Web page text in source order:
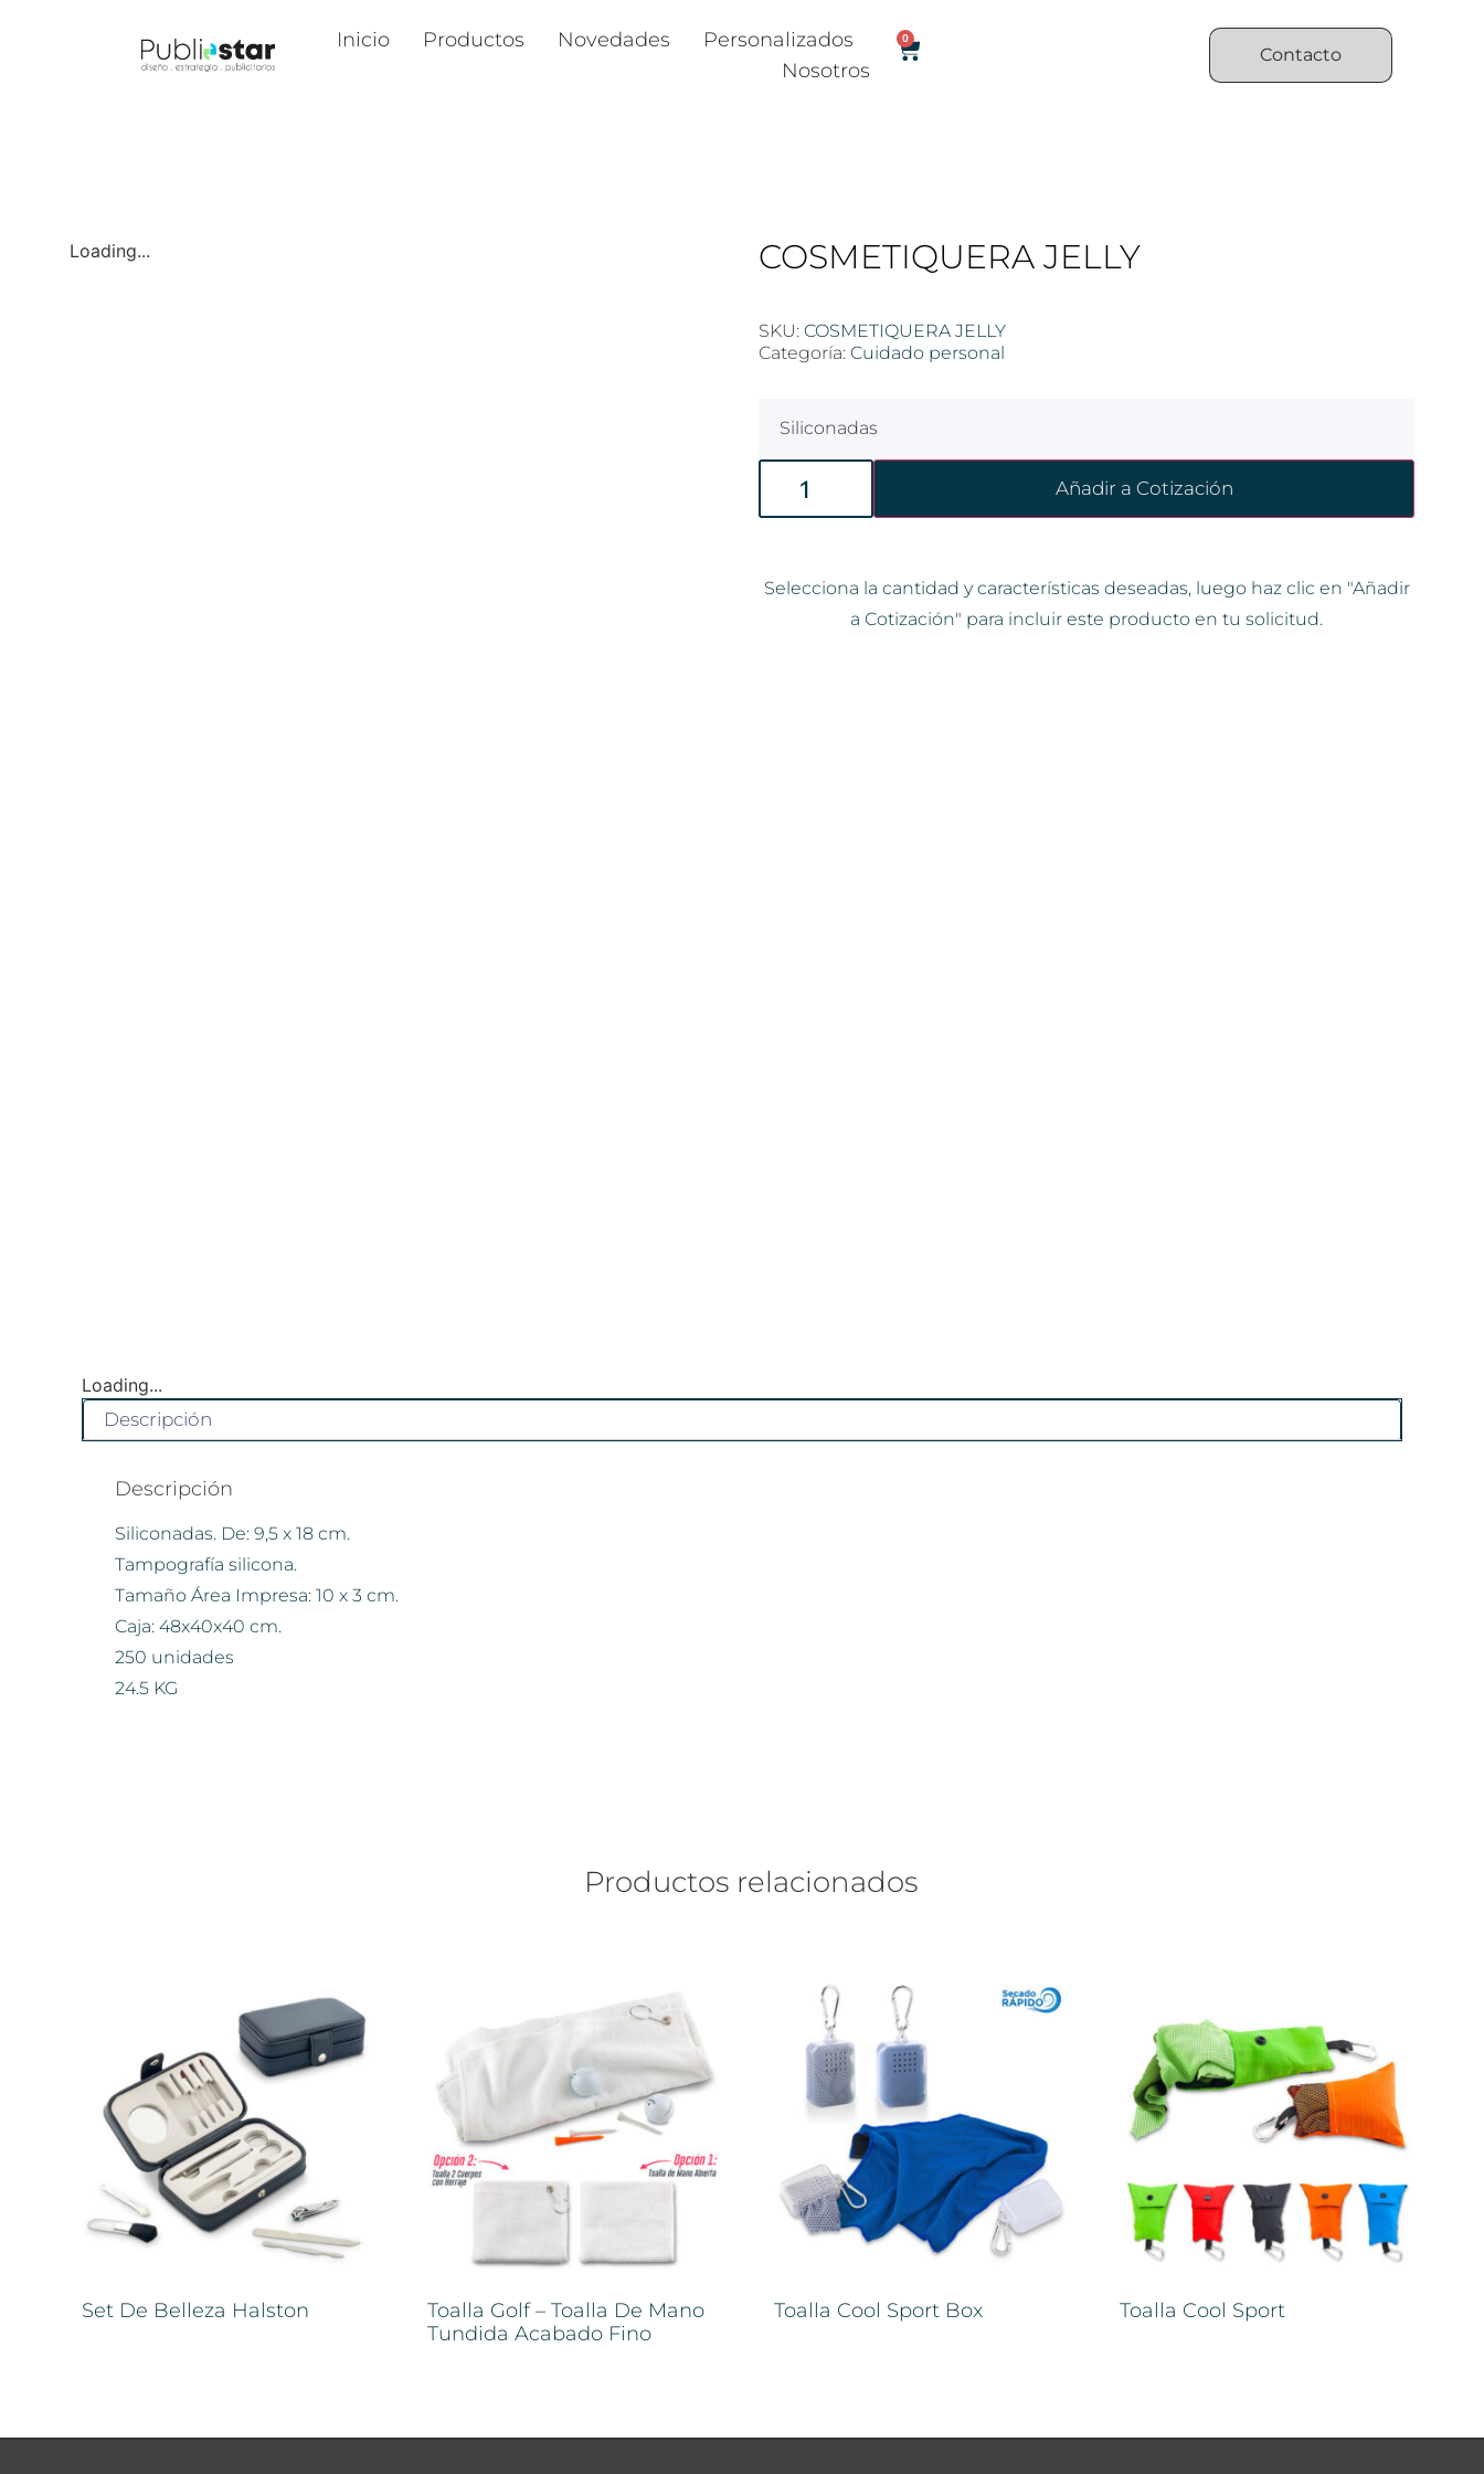
Inicio Productos Novedades
Personalizados
Nosotros
0
Contacto
Loading... COSMETIQUERA JELLY
SKU: COSMETIQUERA JELLY
Categoría: Cuidado personal
Siliconadas
Añadir a Cotización
Selecciona la cantidad y características deseadas, luego haz clic en "Añadir
a Cotización" para incluir este producto en tu solicitud.
Loading...
Descripción
Descripción
Siliconadas. De: 9,5 x 18 cm.
Tampografía silicona.
Tamaño Área Impresa: 10 x 3 cm.
Caja: 48x40x40 cm.
250 unidades
24.5 KG
Productos relacionados
Set De Belleza Halston
Toalla Golf – Toalla De Mano
Tundida Acabado Fino
Toalla Cool Sport Box Toalla Cool Sport